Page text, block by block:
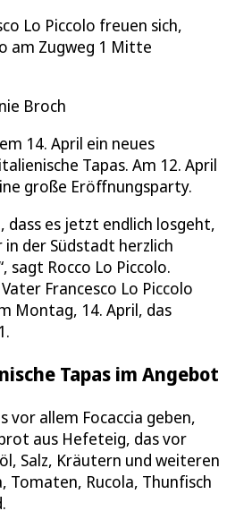
Lo Piccolo freuen sich,
am Zugweg 1 Mitte
Broch
14. April ein neues
Tapas. Am 12. April
große Eröffnungsparty.
dass es jetzt endlich losgeht,
der Südstadt herzlich
sagt Rocco Lo Piccolo.
Francesco Lo Piccolo
Montag, 14. April, das
Tapas im Angebot
vor allem Focaccia geben,
aus Hefeteig, das vor
Salz, Kräutern und weiteren
Tomaten, Rucola, Thunfisch